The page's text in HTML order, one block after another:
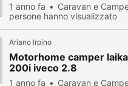
1 anno fa Caravan e
persone hanno visualizzato
Ariano Irpino
Motorhome camper
200i iveco 2.8
1 anno fa Caravan e